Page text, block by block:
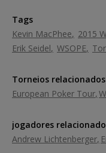
Tags
Kevin MacPhee
2015
Erik Seidel WSOPE
Torneios relacionados
European Poker Tour
jogadores
Andrew Lichtenberger